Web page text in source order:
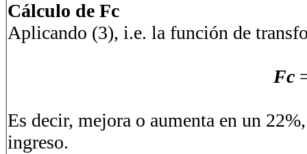
Cálculo de Fc
Aplicando (3), i.e. la función de
Fc
Es decir, mejora o aumenta en un
ingreso.